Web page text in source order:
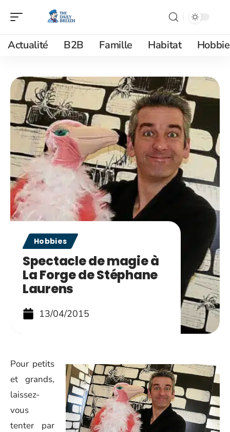
Actualité B2B Famille Habitat
Hobbies
Spectacle de magie à
La Forge de Stéphane
Laurens
13/04/2015
Pour petits
et grands,
laissez-
vous
tenter par